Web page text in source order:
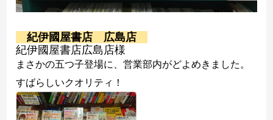
紀伊國屋書店 広島店
紀伊國屋書店広島店様
まさかの五つ子登場に、営業部内がどよめきました。
すばらしいクオリティ！